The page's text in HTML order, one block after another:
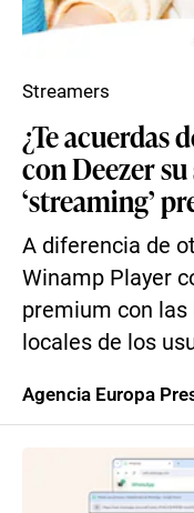
¿Te acuerdas
con Deezer
‘streaming’
A diferencia de
Winamp Player
premium con
locales de los
Streamers
Agencia Europa